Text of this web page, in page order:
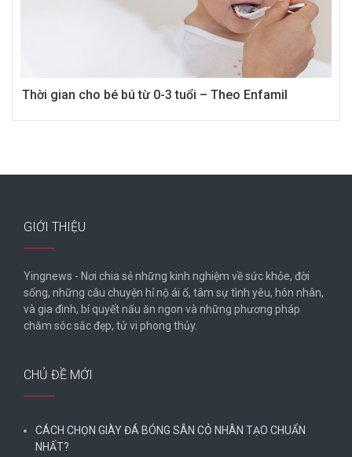
Thời gian cho bé bú từ 0-3 tuổi – Theo Enfamil
GIỚI THIỆU
Yingnews - Nơi chia sẻ những kinh nghiệm về sức khỏe, đời
sống, những câu chuyện hỉ nộ ái ố, tâm sự tình yêu, hôn nhân,
và gia đình, bí quyết nấu ăn ngon và những phương pháp
chăm sóc sắc đẹp, tử vi phong thủy.
CHỦ ĐỀ MỚI
CÁCH CHỌN GIÀY ĐÁ BÓNG SÂN CỎ NHÂN TẠO CHUẨN
NHẤT?